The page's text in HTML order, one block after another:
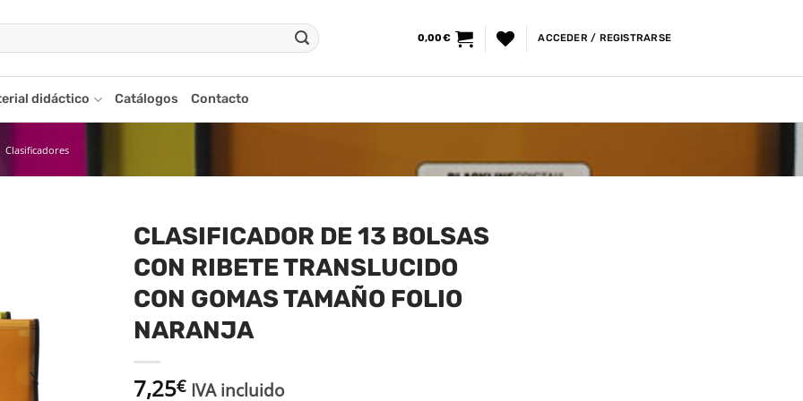
0,00€ ACCEDER / REGISTRARSE
didáctico Catálogos Contacto
Clasificadores
CLASIFICADOR DE 13 BOLSAS
CON RIBETE TRANSLUCIDO
CON GOMAS TAMAÑO FOLIO
NARANJA
7,25€ IVA incluido